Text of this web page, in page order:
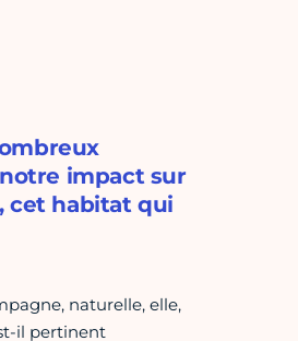
impact sur
cet habitat qui
naturelle, elle,
il pertinent